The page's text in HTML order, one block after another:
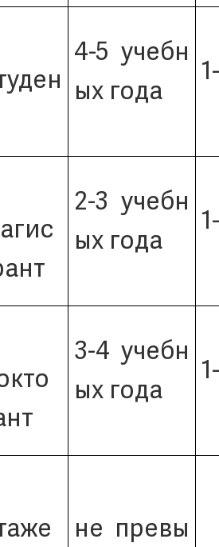
4-5 учебн
ых года
2-3 учебн
ых года
3-4 учебн
ых года
не превы